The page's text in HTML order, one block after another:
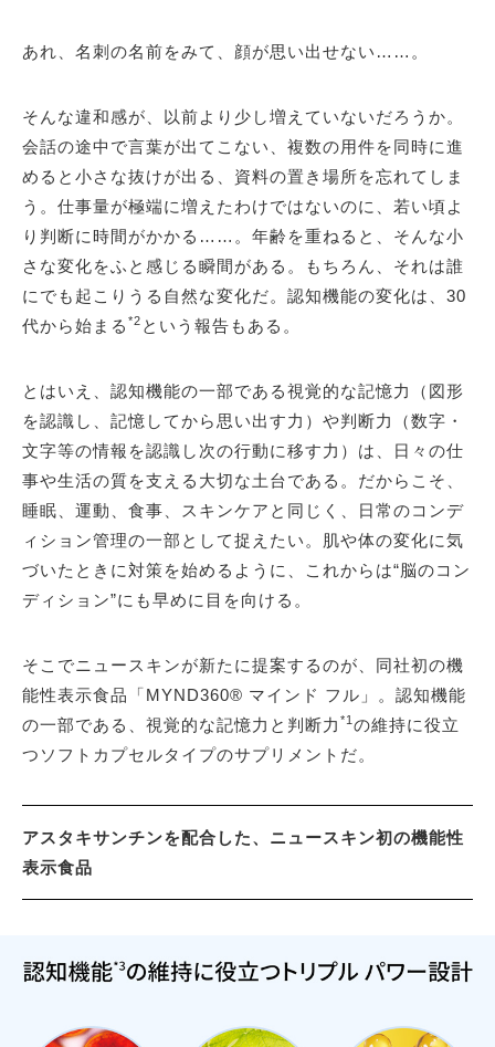
あれ、名刺の名前をみて、顔が思い出せない……。
そんな違和感が、以前より少し増えていないだろうか。
会話の途中で言葉が出てこない、複数の用件を同時に進
めると小さな抜けが出る、資料の置き場所を忘れてしま
う。仕事量が極端に増えたわけではないのに、若い頃よ
り判断に時間がかかる……。年齢を重ねると、そんな小
さな変化をふと感じる瞬間がある。もちろん、それは誰
にでも起こりうる自然な変化だ。認知機能の変化は、30
代から始まる *2 という報告もある。
とはいえ、認知機能の一部である視覚的な記憶力（図形
を認識し、記憶してから思い出す力）や判断力（数字・
文字等の情報を認識し次の行動に移す力）は、日々の仕
事や生活の質を支える大切な土台である。だからこそ、
睡眠、運動、食事、スキンケアと同じく、日常のコンデ
ィション管理の一部として捉えたい。肌や体の変化に気
づいたときに対策を始めるように、これからは“脳のコン
ディション”にも早めに目を向ける。
そこでニュースキンが新たに提案するのが、同社初の機
能性表示食品「MYND360® マインド フル」。認知機能
の一部である、視覚的な記憶力と判断力 *1 の維持に役立
つソフトカプセルタイプのサプリメントだ。
アスタキサンチンを配合した、ニュースキン初の機能性
表示食品